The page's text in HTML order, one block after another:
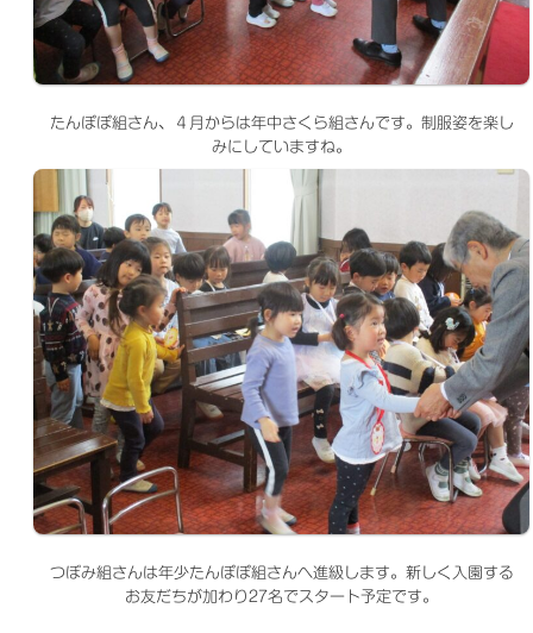
たんぽぽ組さん、４月からは年中さくら組さんです。制服姿を楽し
みにしていますね。
つぼみ組さんは年少たんぽぽ組さんへ進級します。新しく入園する
お友だちが加わり27名でスタート予定です。